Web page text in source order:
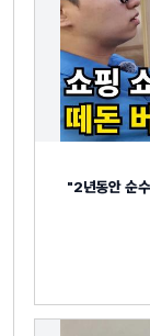
"2년동안 순